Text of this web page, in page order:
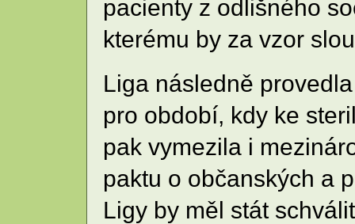
pacienty z odlišného
kterému by za vzor
Liga následně
pro období, kdy ke
pak vymezila i
paktu o občanských a
Ligy by měl stát